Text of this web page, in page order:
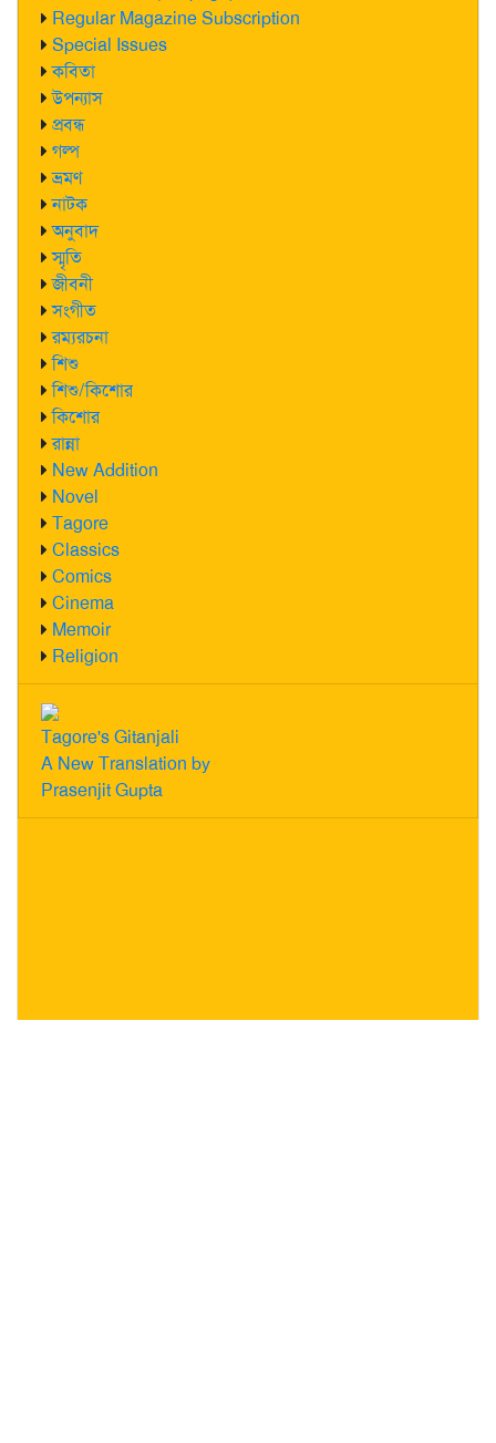
Regular Magazine Subscription
Special Issues
কবিতা
উপন্যাস
প্রবন্ধ
গল্প
ভ্রমণ
নাটক
অনুবাদ
স্মৃতি
জীবনী
সংগীত
রম্যরচনা
শিশু
শিশু/কিশোর
কিশোর
রান্না
New Addition
Novel
Tagore
Classics
Comics
Cinema
Memoir
Religion
Tagore's Gitanjali
A New Translation by
Prasenjit Gupta